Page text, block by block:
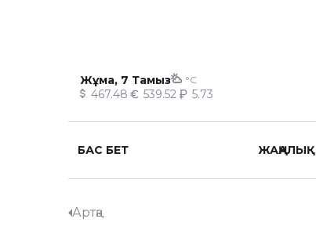
Жұма, 7 Тамыз °C
467.48 539.52 5.73
БАС БЕТ ЖАҢАЛЫҚ
Артқа